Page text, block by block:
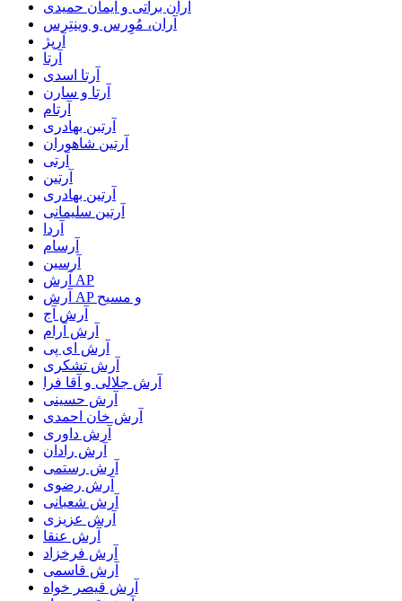
آران براتی و ایمان حمیدی
آران، مُوِرس و وینتِرس
آرپژ
آرتا
آرتا اسدی
آرتا و سارن
آرتام
آرتبن بهادری
آرتين شاهوران
آرتی
آرتین
آرتین بهادری
آرتین سلیمانی
آردا
آرسام
آرسین
آرش AP
آرش AP و مسیح
آرش آج
آرش آرام
آرش ای پی
آرش تشکری
آرش جلالی و آقا فرا
آرش حسینی
آرش خان احمدی
آرش داوری
آرش رادان
آرش رستمى
آرش رضوی
آرش شعبانی
آرش عزیزی
آرش عنقا
آرش فرخزاد
آرش قاسمی
آرش قیصر خواه